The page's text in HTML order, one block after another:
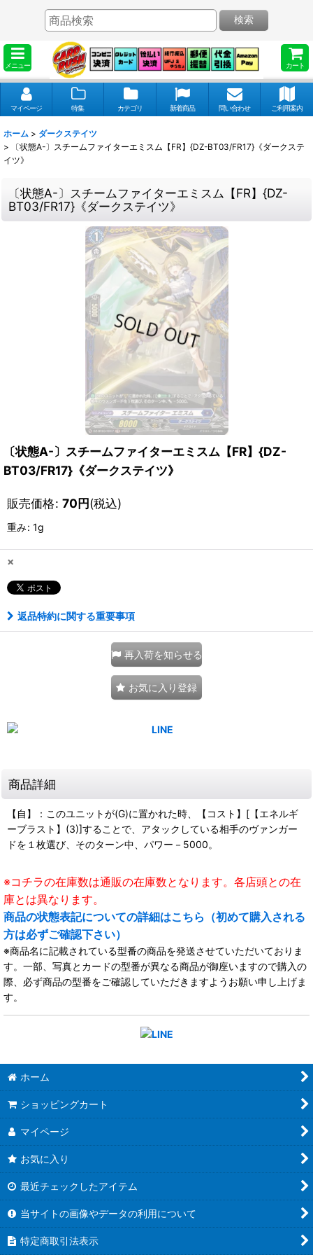
メニュー カート
検索
マイページ 特集 カテゴリ 新着商品 問い合わせ ご利用案内
ホーム > ダークステイツ
>
〔状態A-〕スチームファイターエミスム【FR】{DZ-BT03/FR17}《ダークステ
イツ》
〔状態A-〕スチームファイターエミスム【FR】{DZ-
BT03/FR17}《ダークステイツ》
〔状態A-〕スチームファイターエミスム【FR】{DZ-
BT03/FR17}《ダークステイツ》
販売価格: 70円(税込)
重み: 1g
×
返品特約に関する重要事項
再入荷を知らせる
お気に入り登録
商品詳細
【自】：このユニットが(G)に置かれた時、【コスト】[【エネルギ
ーブラスト】(3)]することで、アタックしている相手のヴァンガー
ドを１枚選び、そのターン中、パワー－5000。
※コチラの在庫数は通販の在庫数となります。各店頭との在
庫とは異なります。
商品の状態表記についての詳細はこちら（初めて購入される
方は必ずご確認下さい）
※商品名に記載されている型番の商品を発送させていただいておりま
す。一部、写真とカードの型番が異なる商品が御座いますので購入の
際、必ず商品の型番をご確認していただきますようお願い申し上げま
す。
ホーム
ショッピングカート
マイページ
お気に入り
最近チェックしたアイテム
当サイトの画像やデータの利用について
特定商取引法表示